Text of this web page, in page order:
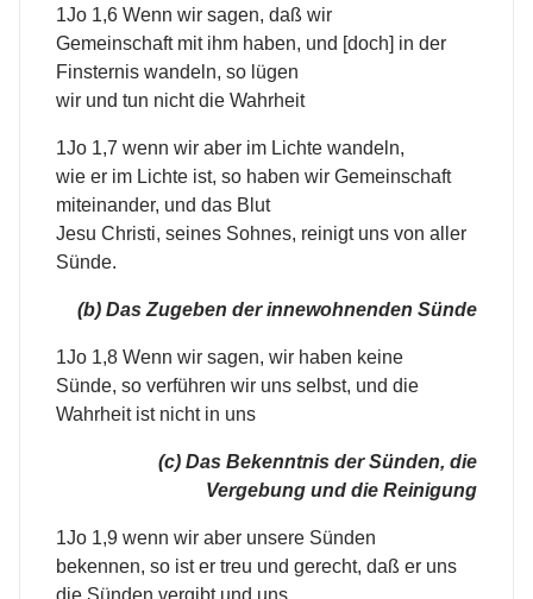
1Jo 1,6 Wenn wir sagen, daß wir
Gemeinschaft mit ihm haben, und [doch] in der
Finsternis wandeln, so lügen
wir und tun nicht die Wahrheit
1Jo 1,7 wenn wir aber im Lichte wandeln,
wie er im Lichte ist, so haben wir Gemeinschaft
miteinander, und das Blut
Jesu Christi, seines Sohnes, reinigt uns von aller
Sünde.
(b) Das Zugeben der innewohnenden Sünde
1Jo 1,8 Wenn wir sagen, wir haben keine
Sünde, so verführen wir uns selbst, und die
Wahrheit ist nicht in uns
(c) Das Bekenntnis der Sünden, die
Vergebung und die Reinigung
1Jo 1,9 wenn wir aber unsere Sünden
bekennen, so ist er treu und gerecht, daß er uns